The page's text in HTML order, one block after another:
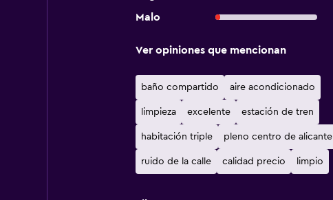
Malo
Ver opiniones que mencionan
baño compartido aire acondicionado
limpieza excelente estación de tren
habitación triple pleno centro de alicante
ruido de la calle calidad precio limpio